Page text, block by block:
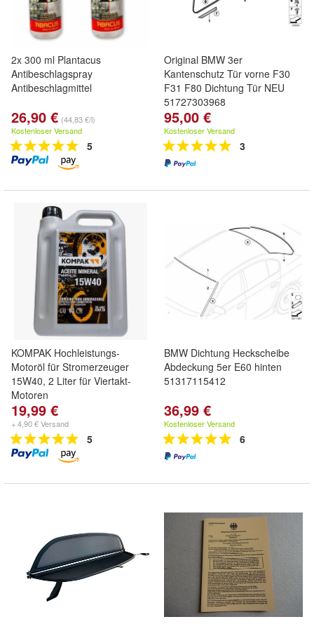
2x 300 ml Plantacus
Antibeschlagspray
Antibeschlagmittel
26,90 € (44,83 €/l)
Kostenloser Versand
5
Original BMW 3er
Kantenschutz Tür vorne F30
F31 F80 Dichtung Tür NEU
51727303968
95,00 €
Kostenloser Versand
3
KOMPAK Hochleistungs-
Motoröl für Stromerzeuger
15W40, 2 Liter für Viertakt-
Motoren
19,99 €
+ 4,90 € Versand
5
BMW Dichtung Heckscheibe
Abdeckung 5er E60 hinten
51317115412
36,99 €
Kostenloser Versand
6